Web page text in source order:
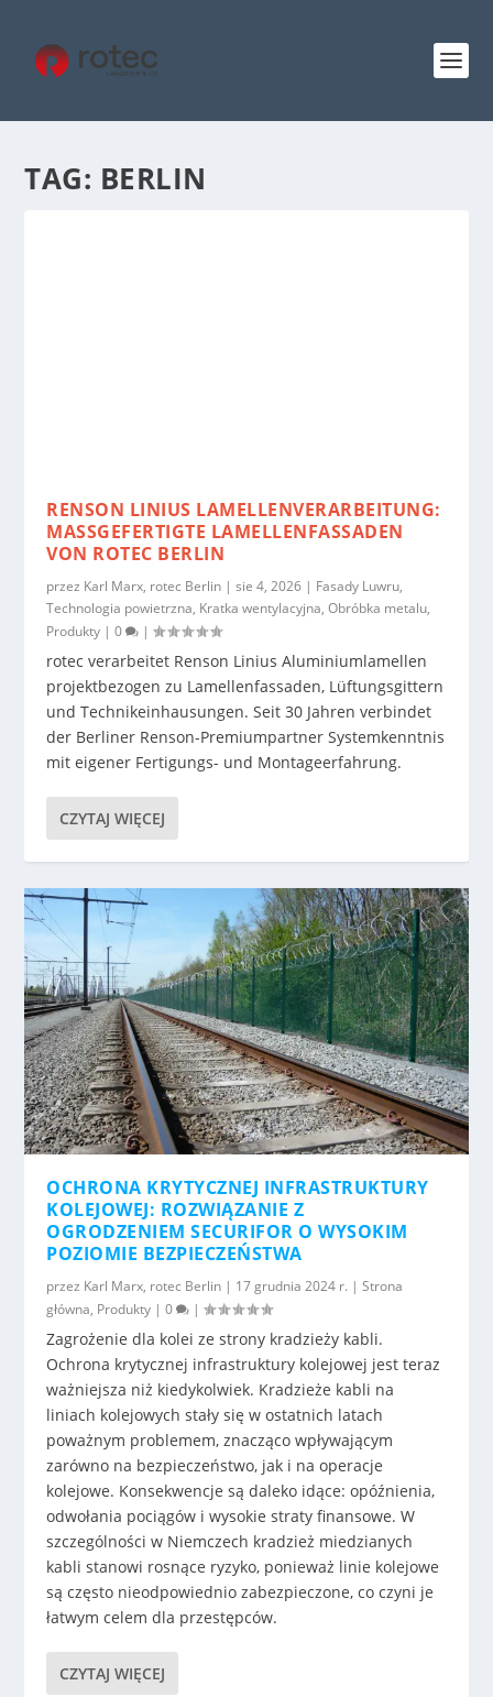
TAG: BERLIN
RENSON LINIUS LAMELLENVERARBEITUNG:
MASSGEFERTIGTE LAMELLENFASSADEN V
ON ROTEC BERLIN
przez Karl Marx, rotec Berlin |sie 4, 2026 | Fasady Luwru,
Technologia powietrzna, Kratka wentylacyjna,Obróbka metalu,
Produkty |0 |
rotec verarbeitet Renson Linius Aluminiumlamellen
projektbezogen zu Lamellenfassaden, Lüftungsgittern
und Technikeinhausungen. Seit 30 Jahren verbindet
der Berliner Renson-Premiumpartner Systemkenntnis
mit eigener Fertigungs- und Montageerfahrung.
CZYTAJ WIĘCEJ
OCHRONA KRYTYCZNEJ INFRASTRUKTURY
KOLEJOWEJ: ROZWIĄZANIE Z
OGRODZENIEM SECURIFOR O WYSOKIM
POZIOMIE BEZPIECZEŃSTWA
przez Karl Marx, rotec Berlin | 17 grudnia 2024 r. |Strona
główna, Produkty |0 |
Zagrożenie dla kolei ze strony kradzieży kabli.
Ochrona krytycznej infrastruktury kolejowej jest teraz
ważniejsza niż kiedykolwiek. Kradzieże kabli na
liniach kolejowych stały się w ostatnich latach
poważnym problemem, znacząco wpływającym
zarówno na bezpieczeństwo, jak i na operacje
kolejowe. Konsekwencje są daleko idące: opóźnienia,
odwołania pociągów i wysokie straty finansowe. W
szczególności w Niemczech kradzież miedzianych
kabli stanowi rosnące ryzyko, ponieważ linie kolejowe
są często nieodpowiednio zabezpieczone, co czyni je
łatwym celem dla przestępców.
CZYTAJ WIĘCEJ